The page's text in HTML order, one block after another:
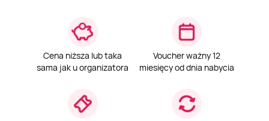
Masaż całego ciała
Masaż czekoladą
Cena niższa lub taka
sama jak u organizatora
Voucher ważny 12
miesięcy od dnia nabycia